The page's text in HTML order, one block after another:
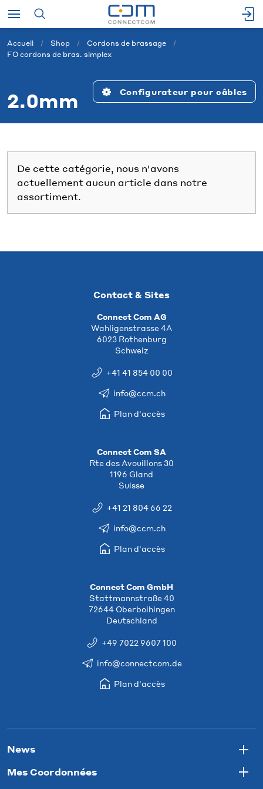
Accueil Shop
Cordons de brassage
FO cordons de bras. simplex
2.0mm Configurateur pour câbles
De cette catégorie, nous n'avons
actuellement aucun article dans notre
assortiment.
Contact & Sites
Connect Com AG
Wahligenstrasse 4A
6023 Rothenburg
Schweiz
+41 41 854 00 00
info@ccm.ch
Plan d'accès
Connect Com SA
Rte des Avouillons 30
1196 Gland
Suisse
+41 21 804 66 22
info@ccm.ch
Plan d'accès
Connect Com GmbH
Stattmannstraße 40
72644 Oberboihingen
Deutschland
+49 7022 9607 100
info@connectcom.de
Plan d'accès
News
Mes Coordonnées